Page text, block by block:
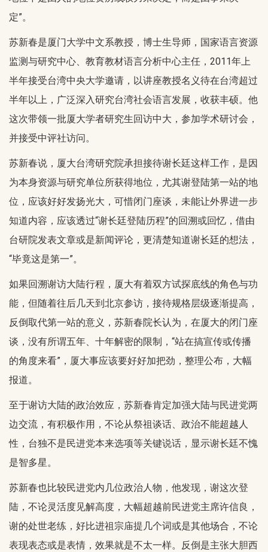
定”。
苏新春是厦门大学中文系教授，博士生导师，国家语言资源
监测与研究中心、教育教材语言分析中心主任，2011年上
半年接受台湾中央大学邀请，以讲座教授名义待在台湾超过
半年以上，广泛深入研究台湾社会语言发展，收获丰硕。他
这次带领一批厦大学者研究生回访中大，参加学术研讨会，
并接受中评社访问。
苏新春说，厦大台湾研究院承担接待谢长廷这样工作，是因
为本身资源与研究单位所获得地位，尤其谢登陆第一站的地
位，应该好好发扬光大，可惜闭门座谈，未能让外界进一步
知道内容，应该透过“谢长廷登陆历程”的回溯或回忆，借由
台研院发表文章或是新闻评论，更清楚知道谢长廷的想法，
“毕竟这是第一”。
如果回溯谢访大陆行程，厦大有着双方试探底线的角色与功
能，但随着往后几天到北京参访，接待规格层级逐渐提高，
反倒取代第一站的意义，苏新春院长认为，在厦大的闭门座
谈，没有所谓五年、十年解密的限制，“站在搞宣传或传播
的角度来看”，厦大事应该要好好加把劲，整理公布，大幅
报道。
至于谢访大陆的政治效应，苏新春肯定加强大陆与民进党两
边交流，有积极作用，不论从祭祖谈话、政治不能超越人
性，台独不是民进党本来选项等关键说话，显示谢长廷不愧
是智多星。
苏新春也比较民进党内几位政治人物，他发现，谢这次登
陆，不论灵活度见解高度，大幅超越前民进党主席许信良，
谢的处世老练，好比进祖宗庙提几个词或是其他场合，不论
表现表态或是表情，效果就是不太一样。反倒是主张大胆西